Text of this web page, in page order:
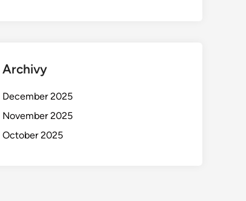
Archivy
December 2025
November 2025
October 2025